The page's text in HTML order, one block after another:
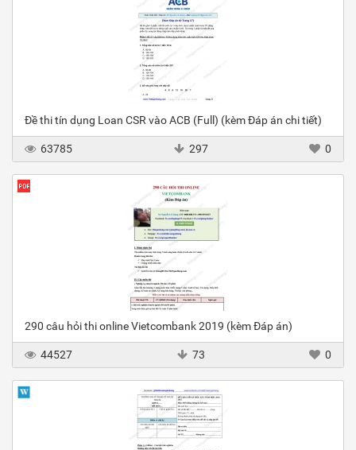
Đề thi tín dụng Loan CSR vào ACB (Full) (kèm Đáp án chi tiết)
63785 297 0
290 câu hỏi thi online Vietcombank 2019 (kèm Đáp án)
44527 73 0